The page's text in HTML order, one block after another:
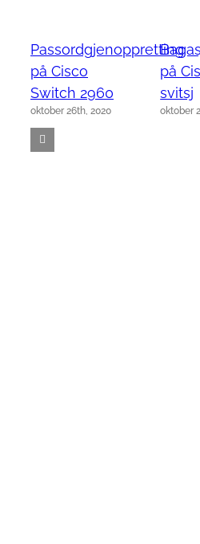
Passordgjenoppretting
på Cisco
Switch 2960
oktober 26th, 2020
på
svitsj
oktober